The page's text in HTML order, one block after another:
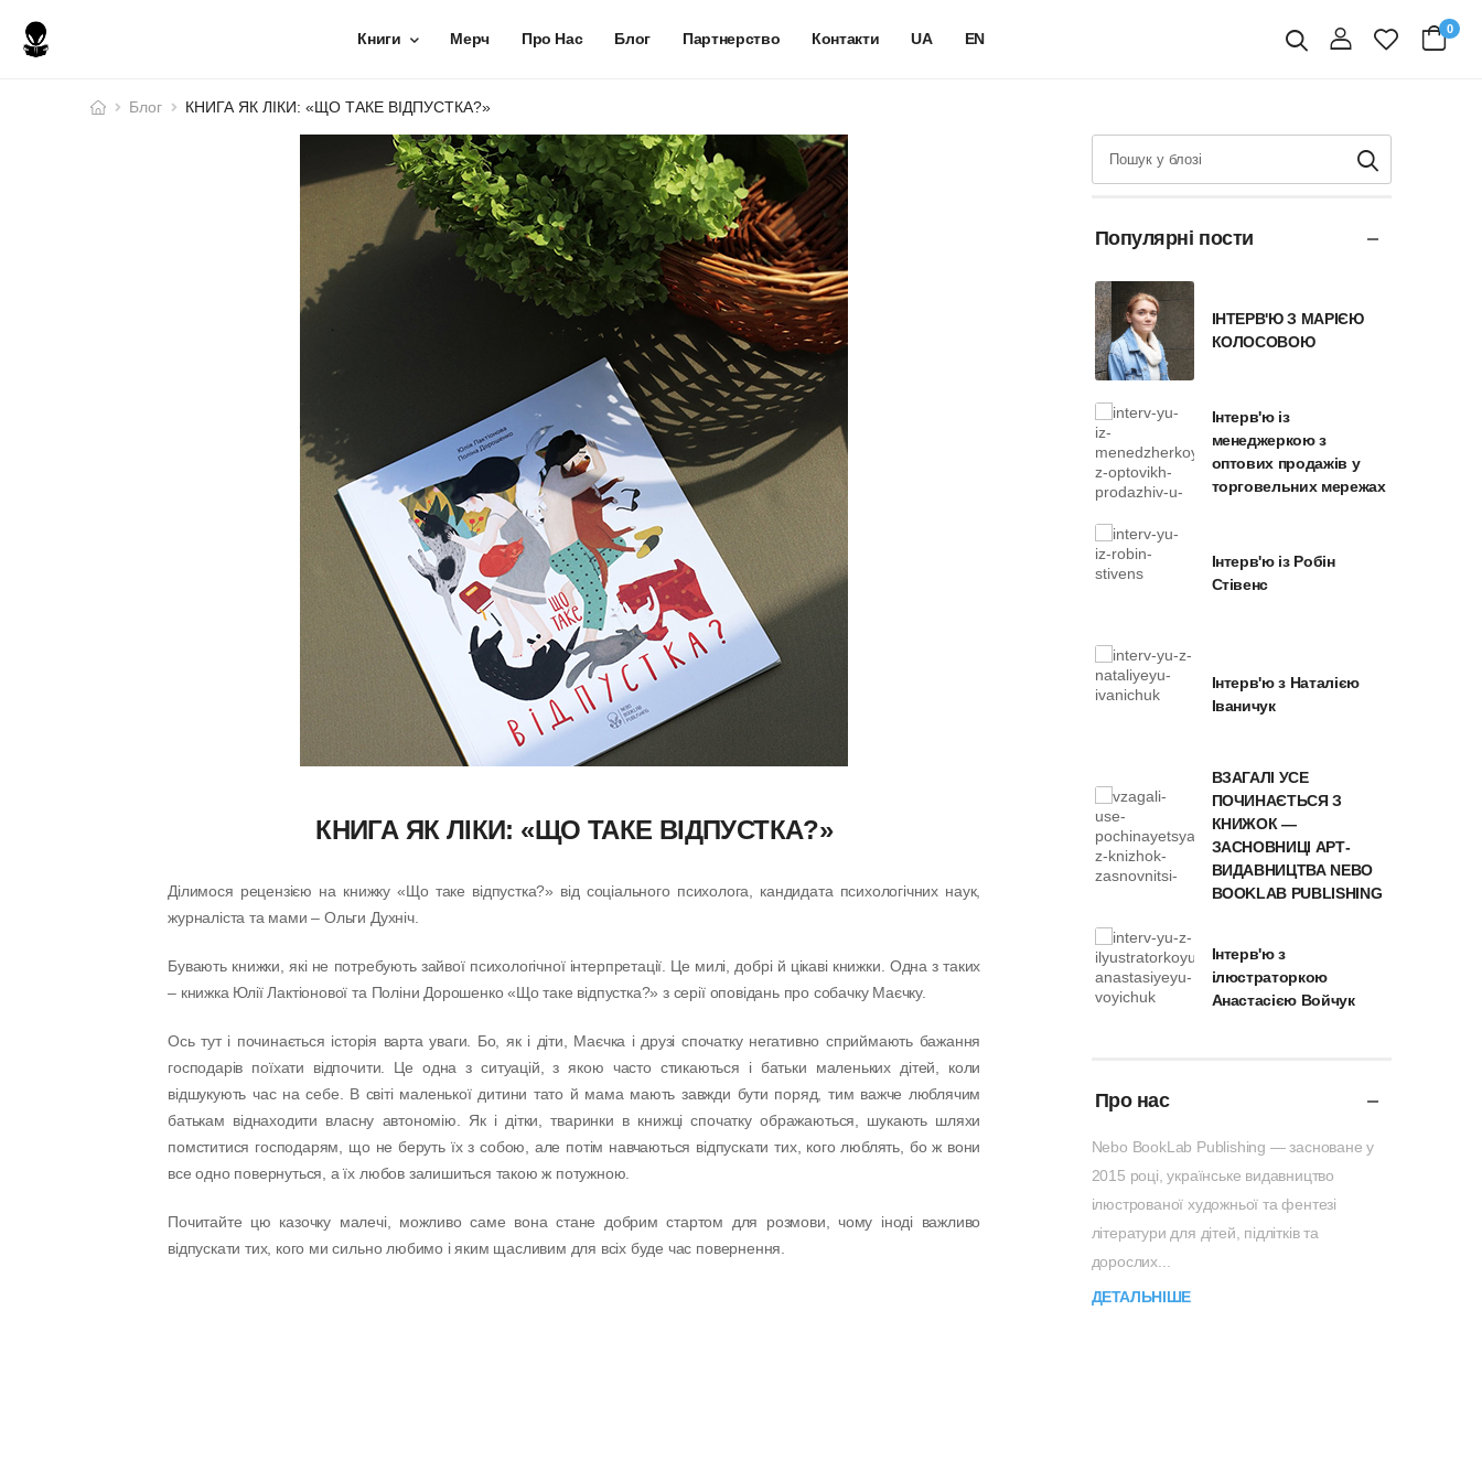
Книги Мерч Про Нас Блог Партнерство Контакти UA EN
Пошуквхід
0
Блог КНИГА ЯК ЛІКИ: «ЩО ТАКЕ ВІДПУСТКА?»
КНИГА ЯК ЛІКИ: «ЩО ТАКЕ ВІДПУСТКА?»
Ділимося рецензією на книжку «Що таке відпустка?» від соціального психолога, кандидата психологічних наук,
журналіста та мами – Ольги Духніч.
Бувають книжки, які не потребують зайвої психологічної інтерпретації. Це милі, добрі й цікаві книжки. Одна з таких
– книжка Юлії Лактіонової та Поліни Дорошенко «Що таке відпустка?» з серії оповідань про собачку Маєчку.
Ось тут і починається історія варта уваги. Бо, як і діти, Маєчка і друзі спочатку негативно сприймають бажання
господарів поїхати відпочити. Це одна з ситуацій, з якою часто стикаються і батьки маленьких дітей, коли
відшукують час на себе. В світі маленької дитини тато й мама мають завжди бути поряд, тим важче люблячим
батькам віднаходити власну автономію. Як і дітки, тваринки в книжці спочатку ображаються, шукають шляхи
помститися господарям, що не беруть їх з собою, але потім навчаються відпускати тих, кого люблять, бо ж вони
все одно повернуться, а їх любов залишиться такою ж потужною.
Почитайте цю казочку малечі, можливо саме вона стане добрим стартом для розмови, чому іноді важливо
відпускати тих, кого ми сильно любимо і яким щасливим для всіх буде час повернення.
Популярні пости
ІНТЕРВ'Ю З МАРІЄЮ
КОЛОСОВОЮ
Інтерв'ю із
менеджеркою з
оптових продажів у
торговельних мережах
Інтерв'ю із Робін
Стівенс
Інтерв'ю з Наталією
Іваничук
ВЗАГАЛІ УСЕ
ПОЧИНАЄТЬСЯ З
КНИЖОК —
ЗАСНОВНИЦІ АРТ-
ВИДАВНИЦТВА NEBO
BOOKLAB PUBLISHING
Інтерв'ю з
ілюстраторкою
Анастасією Войчук
Про нас
Nebo BookLab Publishing — засноване у
2015 році, українське видавництво
ілюстрованої художньої та фентезі
літератури для дітей, підлітків та
дорослих...
ДЕТАЛЬНІШЕ